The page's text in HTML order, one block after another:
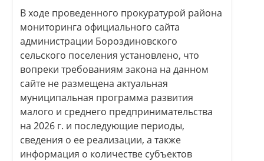
В ходе проведенного прокуратурой района
мониторинга официального сайта
администрации Бороздиновского
сельского поселения установлено, что
вопреки требованиям закона на данном
сайте не размещена актуальная
муниципальная программа развития
малого и среднего предпринимательства
на 2026 г. и последующие периоды,
сведения о ее реализации, а также
информация о количестве субъектов